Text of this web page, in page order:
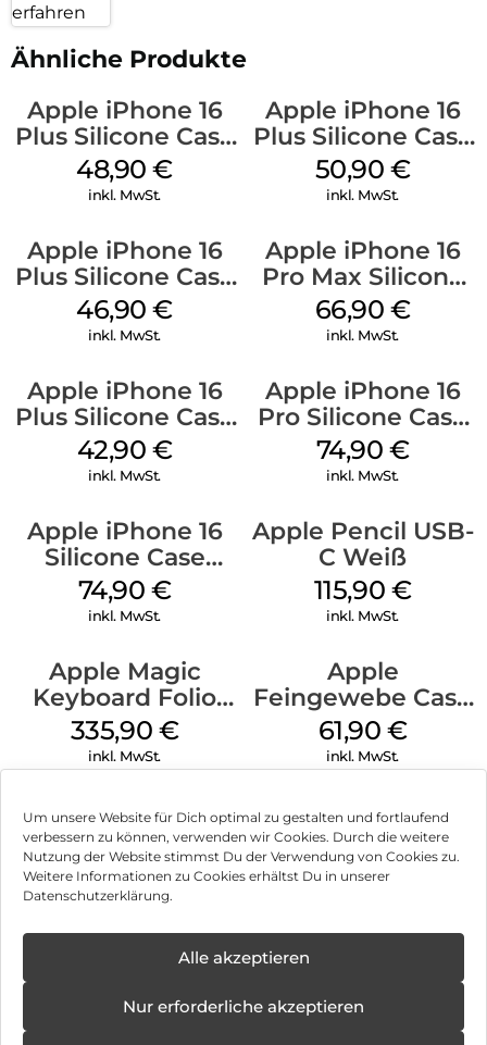
Um unsere Website für Dich optimal zu gestalten und fortlaufend
verbessern zu können, verwenden wir Cookies. Durch die weitere
Nutzung der Website stimmst Du der Verwendung von Cookies zu.
Weitere Informationen zu Cookies erhältst Du in unserer
Datenschutzerklärung.
Alle akzeptieren
Nur erforderliche akzeptieren
erfahren
Ähnliche Produkte
Apple iPhone 16
Plus Silicone Case
MagSafe Denim
48,90€
inkl. MwSt.
Apple iPhone 16
Plus Silicone Case
MagSafe Lake
Green
50,90 €
inkl. MwSt.
Apple iPhone 16
Plus Silicone Case
MagSafe Stone
Gray
46,90€
inkl. MwSt.
Apple iPhone 16
Pro Max Silicone
Case MagSafe
Black
66,90 €
inkl. MwSt.
Apple iPhone 16
Plus Silicone Case
MagSafe Plum
42,90 €
inkl. MwSt.
Apple iPhone 16
Pro Silicone Case
MagSafe Black
74,90 €
inkl. MwSt.
Apple iPhone 16
Silicone Case
MagSafe Black
74,90 €
inkl. MwSt.
Apple Pencil USB-
C Weiß
115,90 €
inkl. MwSt.
Apple Magic
Keyboard Folio
iPad 10.9″ (10.Gen.)
Weiß
335,90 €
inkl. MwSt.
Apple
Feingewebe Case
iPhone 15 Pro
MagSafe Schwarz
61,90 €
inkl. MwSt.
Impressum
Hinweis zur Batterieentsorgung